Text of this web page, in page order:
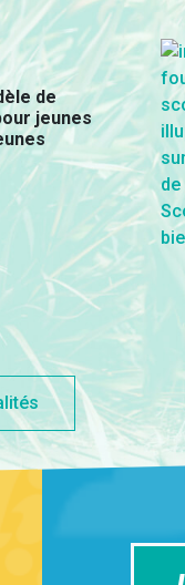
de
jeunes